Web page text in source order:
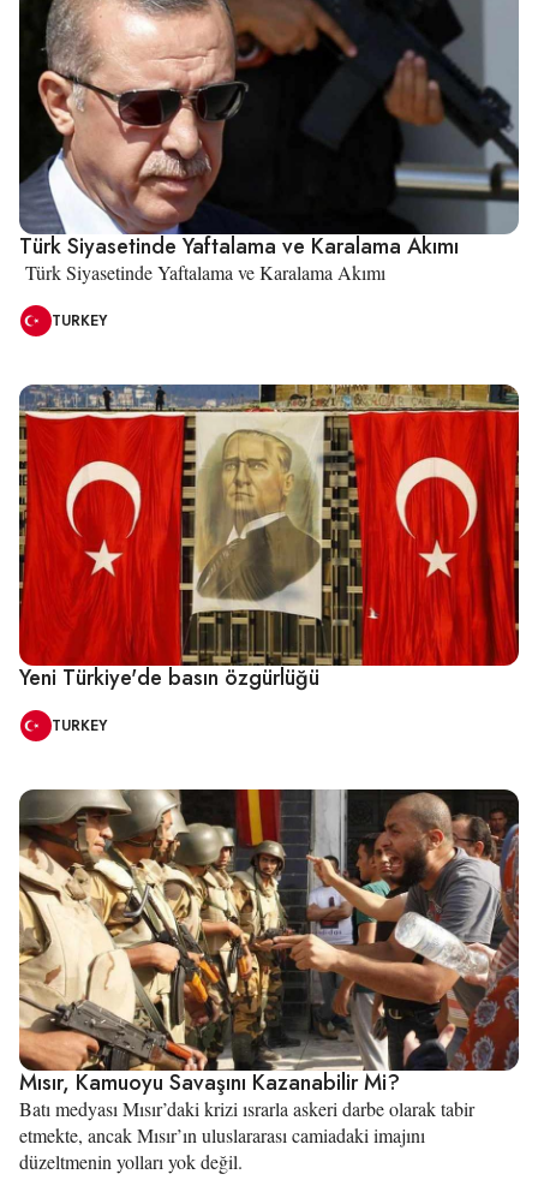
Türk Siyasetinde Yaftalama ve Karalama Akımı
Türk Siyasetinde Yaftalama ve Karalama Akımı
TURKEY
Yeni Türkiye'de basın özgürlüğü
TURKEY
Mısır, Kamuoyu Savaşını Kazanabilir Mi?
Batı medyası Mısır’daki krizi ısrarla askeri darbe olarak tabir
etmekte, ancak Mısır’ın uluslararası camiadaki imajını
düzeltmenin yolları yok değil.